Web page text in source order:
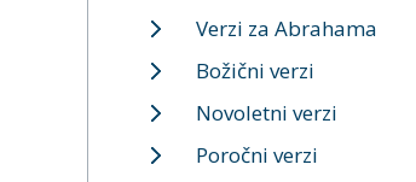
Verzi za Abrahama
Božični verzi
Novoletni verzi
Poročni verzi